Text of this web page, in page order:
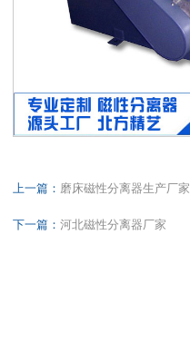
上一篇： 磨床磁性分离器生产厂家
下一篇： 河北磁性分离器厂家